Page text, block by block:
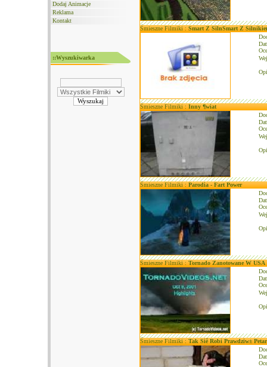
Dodaj Animacje
Reklama
Kontakt
::Wyszukiwarka
Śmieszne Filmiki :Smart Z SilnSmart Z
Śmieszne Filmiki :Inny ¶wiat
Śmieszne Filmiki :Parodia - Fart Power
Śmieszne Filmiki :Tornado Zanotowane W USA
Śmieszne Filmiki :Tak Siê Robi Prawdziw±